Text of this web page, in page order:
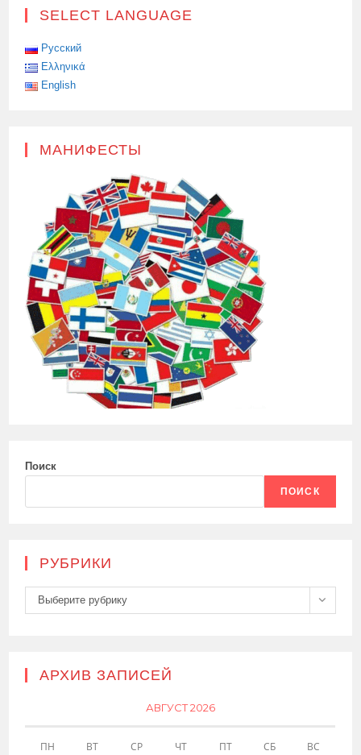
SELECT LANGUAGE
Русский
Ελληνικά
English
МАНИФЕСТЫ
Поиск
ПОИСК
РУБРИКИ
Рубрики
Выберите рубрику
АРХИВ ЗАПИСЕЙ
АВГУСТ 2026
ПН ВТ СР ЧТ ПТ СБ ВС